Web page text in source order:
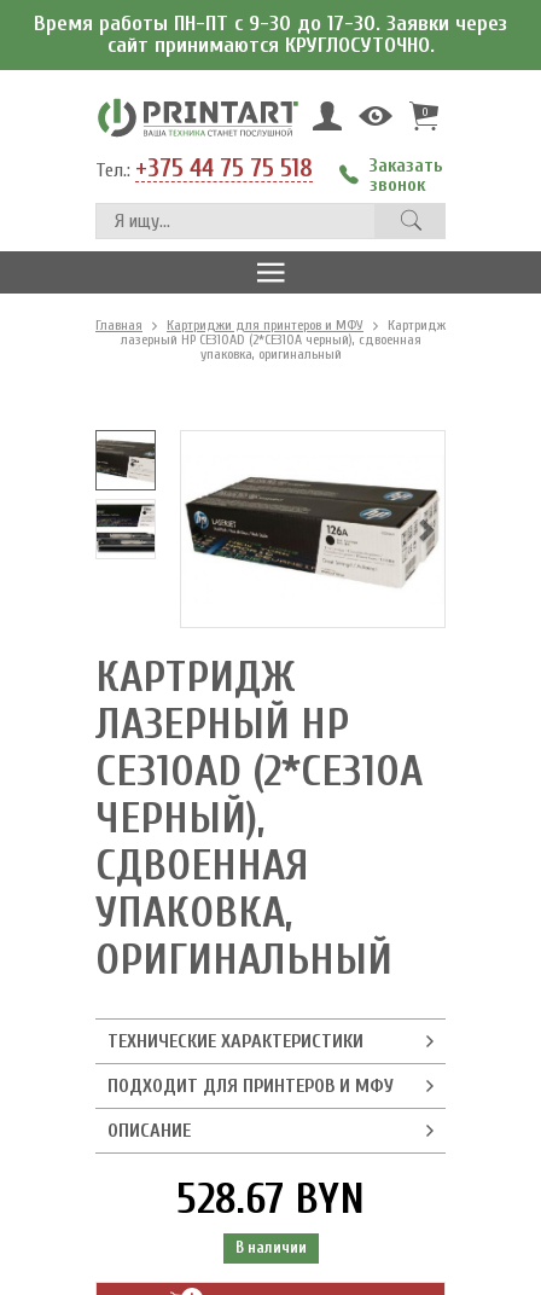
Время работы ПН-ПТ с 9-30 до 17-30. Заявки через
сайт принимаются КРУГЛОСУТОЧНО.
0
Тел.: +375 44 75 75 518
Заказать
звонок
Главная Картриджи для принтеров и МФУ
Картридж
лазерный HP CE310AD (2*CE310A черный), сдвоенная
упаковка, оригинальный
КАРТРИДЖ
ЛАЗЕРНЫЙ HP
CE310AD (2*CE310A
ЧЕРНЫЙ),
СДВОЕННАЯ
УПАКОВКА,
ОРИГИНАЛЬНЫЙ
ТЕХНИЧЕСКИЕ ХАРАКТЕРИСТИКИ
ПОДХОДИТ ДЛЯ ПРИНТЕРОВ И МФУ
ОПИСАНИЕ
528.67 BYN
В наличии